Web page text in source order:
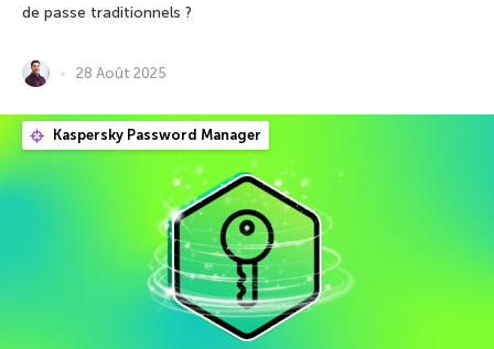
de passe traditionnels ?
28 Août 2025
Kaspersky Password Manager